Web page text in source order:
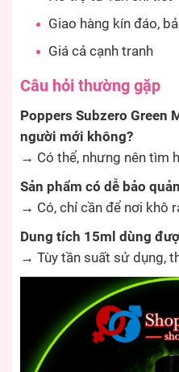
Giao hàng kín đáo,
Giá cả cạnh tranh
Câu hỏi thường gặp
Poppers Subzero Green
người mới không?
→ Có thể, nhưng nên tìm
Sản phẩm có dễ bảo
→ Có, chỉ cần để nơi khô
Dung tích 15ml dùng
→ Tùy tần suất sử dụng,